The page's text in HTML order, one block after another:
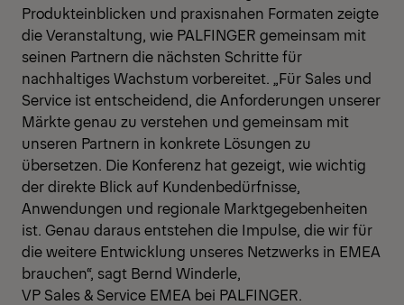
Produkteinblicken und praxisnahen Formaten zeigte
die Veranstaltung, wie PALFINGER gemeinsam mit
seinen Partnern die nächsten Schritte für
nachhaltiges Wachstum vorbereitet. „Für Sales und
Service ist entscheidend, die Anforderungen unserer
Märkte genau zu verstehen und gemeinsam mit
unseren Partnern in konkrete Lösungen zu
übersetzen. Die Konferenz hat gezeigt, wie wichtig
der direkte Blick auf Kundenbedürfnisse,
Anwendungen und regionale Marktgegebenheiten
ist. Genau daraus entstehen die Impulse, die wir für
die weitere Entwicklung unseres Netzwerks in EMEA
brauchen“, sagt Bernd Winderle,
VP Sales & Service EMEA bei PALFINGER.